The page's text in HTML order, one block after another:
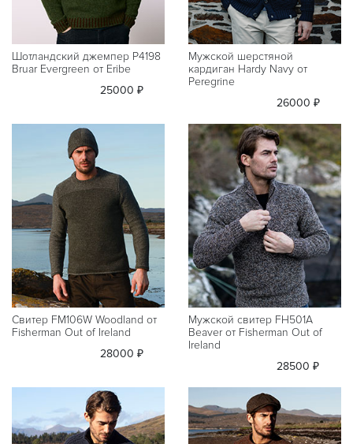
Шотландский джемпер P4198
Bruar Evergreen от Eribe
25000 ₽
Мужской шерстяной
кардиган Hardy Navy от
Peregrine
26000 ₽
Свитер FM106W Woodland от
Fisherman Out of Ireland
28000 ₽
Мужской свитер FH501A
Beaver от Fisherman Out of
Ireland
28500 ₽